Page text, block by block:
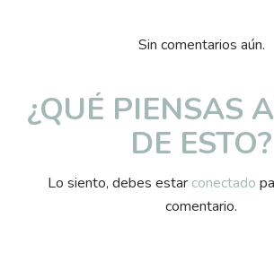
Sin comentarios aún.
¿QUÉ PIENSAS
DE ESTO?
Lo siento, debes estar conectado
comentario.